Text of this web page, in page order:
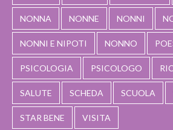
NONNA NONNE NONNI
NONNI E NIPOTI NONNO
PSICOLOGIA PSICOLOGO
SALUTE SCHEDA SCUOLA
STAR BENE VISITA